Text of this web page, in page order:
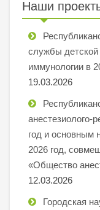
Наши
службы детской
иммунологии в
19.03.2026
анестезиолого-
год и основным
2026 год,
«Общество
12.03.2026
Городская